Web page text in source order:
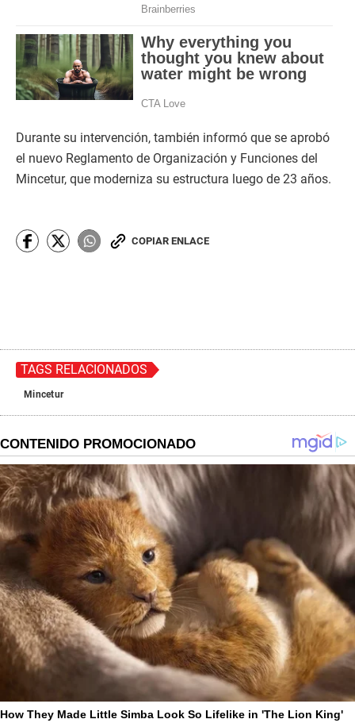
Durante su intervención, también informó que se aprobó
el nuevo Reglamento de Organización y Funciones del
Mincetur, que moderniza su estructura luego de 23 años.
COPIAR ENLACE
TAGS RELACIONADOS
Mincetur